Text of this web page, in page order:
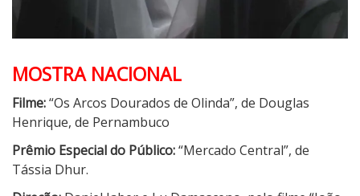
MOSTRA NACIONAL
Filme:“Os Arcos Dourados de Olinda”, de Douglas
Henrique, de Pernambuco
Prêmio Especial do Público:“Mercado Central”, de
Tássia Dhur.